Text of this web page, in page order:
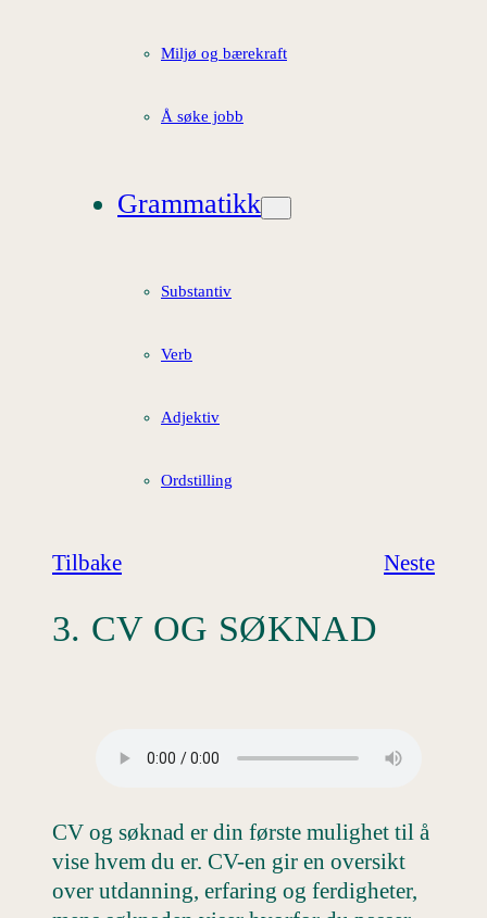
Miljø og bærekraft
Å søke jobb
Grammatikk
Substantiv
Verb
Adjektiv
Ordstilling
Tilbake Neste
3. CV OG SØKNAD
CV og søknad er din første mulighet til å
vise hvem du er. CV-en gir en oversikt
over utdanning, erfaring og ferdigheter,